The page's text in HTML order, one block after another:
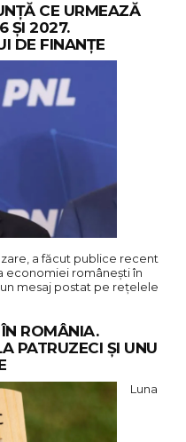
CE URMEAZĂ
ȘI 2027.
DE FINANȚE
a făcut publice recent
economiei românești în
mesaj postat pe rețelele
ROMÂNIA.
PATRUZECI ȘI UNU
Luna